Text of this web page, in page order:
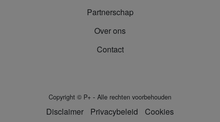
Partnerschap
Over ons
Contact
Copyright © P+ - Alle rechten voorbehouden
Disclaimer Privacybeleid Cookies